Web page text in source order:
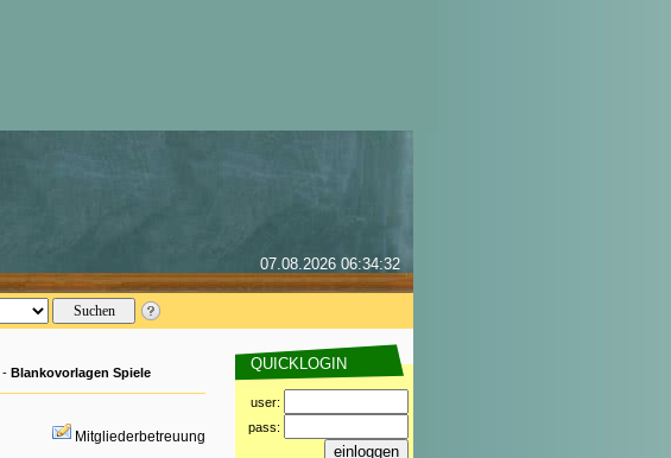
07.08.2026 06:34:32
- Blankovorlagen Spiele
Mitgliederbetreuung
QUICKLOGIN
user:
pass: